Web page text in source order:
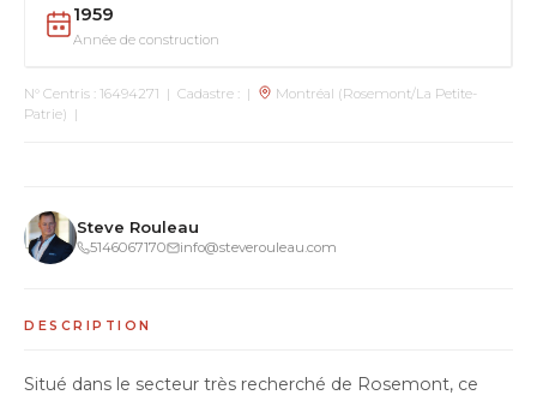
1959
Année de construction
N° Centris : 16494271 | Cadastre : |
Montréal (Rosemont/La Petite-
Patrie) |
Steve Rouleau
5146067170 info@steverouleau.com
DESCRIPTION
Situé dans le secteur très recherché de Rosemont, ce